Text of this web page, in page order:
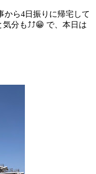
から4日振りに帰宅して
分も⤴️⤴️😁 で、本日は